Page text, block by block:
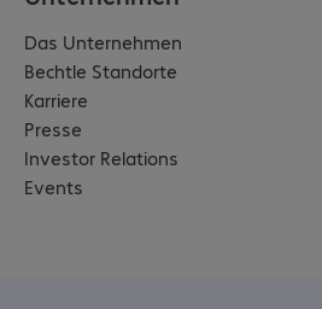
Das Unternehmen
Bechtle Standorte
Karriere
Presse
Investor Relations
Events